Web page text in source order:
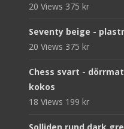
20 Views 375 kr
Seventy beige -
20 Views 375 kr
Chess svart -
kokos
18 Views 199 kr